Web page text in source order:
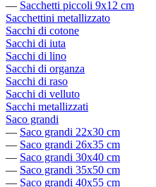
— Sacchetti piccoli 9x12 cm
Sacchettini metallizzato
Sacchi di cotone
Sacchi di iuta
Sacchi di lino
Sacchi di organza
Sacchi di raso
Sacchi di velluto
Sacchi metallizzati
Saco grandi
— Saco grandi 22x30 cm
— Saco grandi 26x35 cm
— Saco grandi 30x40 cm
— Saco grandi 35x50 cm
— Saco grandi 40x55 cm